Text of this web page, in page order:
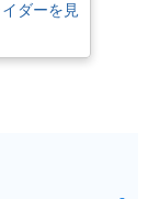
ダーを見